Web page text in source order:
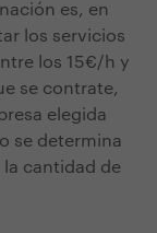
es, en
los servicios
los 15€/h y
se contrate,
elegida
se determina
cantidad de